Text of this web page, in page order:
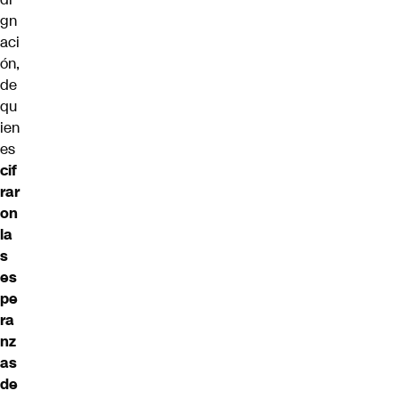
gn
aci
ón,
de
qu
ien
es
cif
rar
on
la
s
es
pe
ra
nz
as
de